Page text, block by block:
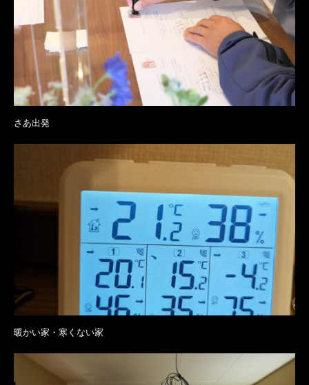
さあ出発
暖かい家・寒くない家